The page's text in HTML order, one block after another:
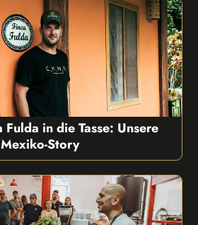
in die Tasse: Unsere
Mexiko-Story